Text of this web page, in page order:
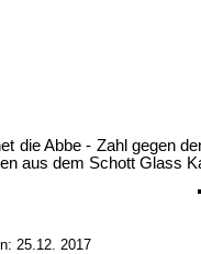
die Abbe - Zahl gegen
aus dem Schott Glass
25.12. 2017